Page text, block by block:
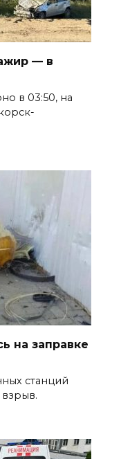
— в
в 03:50, на
на заправке
станций